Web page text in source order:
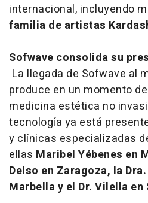
internacional, incluyendo
familia de artistas
Sofwave consolida su
La llegada de Sofwave al
produce en un momento
medicina estética no
tecnología ya está
y clínicas especializadas
ellas Maribel Yébenes en
Delso en Zaragoza, la
Marbella y el Dr. Vilella en